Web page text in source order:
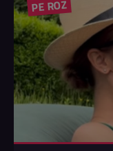
PE ROZ